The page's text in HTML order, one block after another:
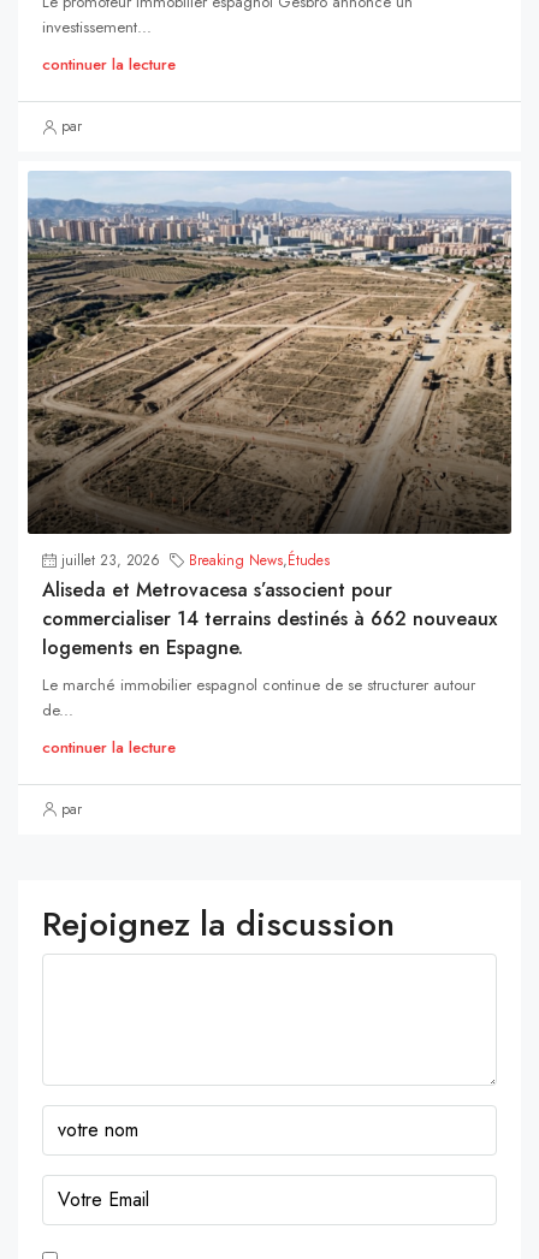
investissement...
continuer la lecture
par
juillet 23, 2026 Breaking News,Études
Aliseda et Metrovacesa s’associent pour
commercialiser 14 terrains destinés à 662 nouveaux
logements en Espagne.
Le marché immobilier espagnol continue de se structurer autour
de...
continuer la lecture
par
Rejoignez la discussion